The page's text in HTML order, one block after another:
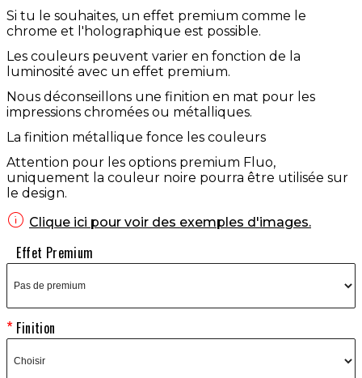
Si tu le souhaites, un effet premium comme le
chrome et l'holographique est possible.
Les couleurs peuvent varier en fonction de la
luminosité avec un effet premium.
Nous déconseillons une finition en mat pour les
impressions chromées ou métalliques.
La finition métallique fonce les couleurs
Attention pour les options premium Fluo,
uniquement la couleur noire pourra être utilisée sur
le design.
 Clique ici pour voir des exemples d'images.
Effet Premium
Finition